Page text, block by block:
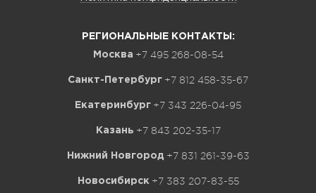
РЕГИОНАЛЬНЫЕ КОНТАКТЫ:
Москва +7 495 268-08-54
Санкт-Петербург +7 812 458-35-67
Екатеринбург +7 343 226-04-95
Казань +7 843 202-35-17
Нижний Новгород +7 831 261-39-63
Новосибирск +7 383 207-83-55